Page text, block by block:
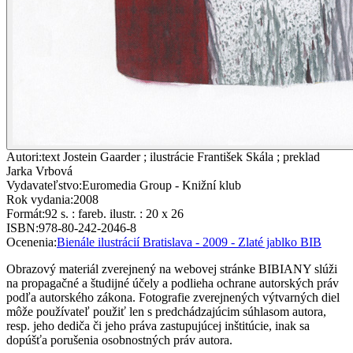
Autori:text Jostein Gaarder ; ilustrácie František Skála ; preklad
Jarka Vrbová
Vydavateľstvo:Euromedia Group - Knižní klub
Rok vydania:2008
Formát:92 s. : fareb. ilustr. : 20 x 26
ISBN:978-80-242-2046-8
Ocenenia:Bienále ilustrácií Bratislava - 2009 - Zlaté jablko BIB
Obrazový materiál zverejnený na webovej stránke BIBIANY slúži
na propagačné a študijné účely a podlieha ochrane autorských práv
podľa autorského zákona. Fotografie zverejnených výtvarných diel
môže používateľ použiť len s predchádzajúcim súhlasom autora,
resp. jeho dediča či jeho práva zastupujúcej inštitúcie, inak sa
dopúšťa porušenia osobnostných práv autora.